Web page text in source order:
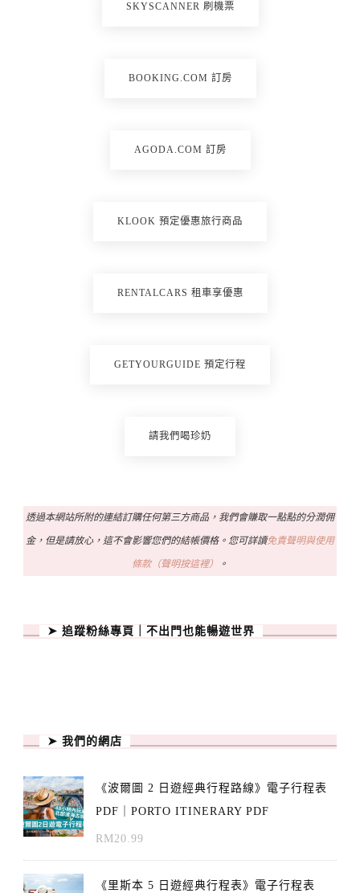
SKYSCANNER 刷機票
BOOKING.COM 訂房
AGODA.COM 訂房
KLOOK 預定優惠旅行商品
RENTALCARS 租車享優惠
GETYOURGUIDE 預定行程
請我們喝珍奶
透過本網站所附的連結訂購任何第三方商品，我們會賺取一點點的分潤佣
金，但是請放心，這不會影響您們的結帳價格。您可詳讀免責聲明與使用
條款（聲明按這裡） 。
➤ 追蹤粉絲專頁｜不出門也能暢遊世界
➤ 我們的網店
《波爾圖 2 日遊經典行程路線》電子行程表
PDF｜PORTO ITINERARY PDF
RM20.99
《里斯本 5 日遊經典行程表》電子行程表